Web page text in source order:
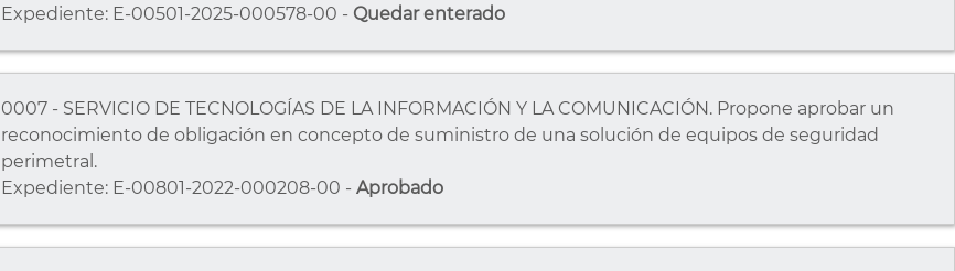
Expediente: E-00501-2025-000578-00 - Quedar enterado
0007 - SERVICIO DE TECNOLOGÍAS DE LA INFORMACIÓN Y LA COMUNICACIÓN. Propone aprobar un
reconocimiento de obligación en concepto de suministro de una solución de equipos de seguridad
perimetral.
Expediente: E-00801-2022-000208-00 - Aprobado